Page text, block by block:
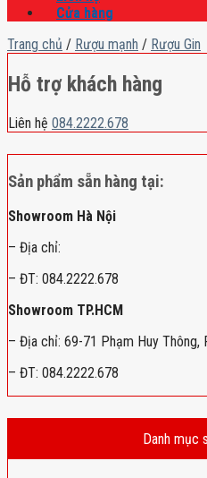
Cửa hàng
Trang chủ / Rượu mạnh / Rượu Gin
Hỗ trợ khách hàng
Liên hệ 084.2222.678
Sản phẩm sẵn hàng tại:
Showroom Hà Nội
– Địa chỉ:
– ĐT: 084.2222.678
Showroom TP.HCM
– Địa chỉ: 69-71 Phạm Huy Thông,
– ĐT: 084.2222.678
Danh mục